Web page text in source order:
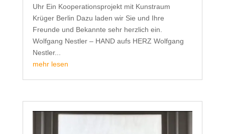
Uhr Ein Kooperationsprojekt mit Kunstraum
Krüger Berlin Dazu laden wir Sie und Ihre
Freunde und Bekannte sehr herzlich ein.
Wolfgang Nestler – HAND aufs HERZ Wolfgang
Nestler...
mehr lesen